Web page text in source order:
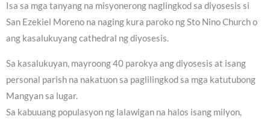
Isa sa mga tanyang na misyonerong naglingkod sa diyosesis si
San Ezekiel Moreno na naging kura paroko ng Sto Nino Church o
ang kasalukuyang cathedral ng diyosesis.
Sa kasalukuyan, mayroong 40 parokya ang diyosesis at isang
personal parish na nakatuon sa paglilingkod sa mga katutubong
Mangyan sa lugar.
Sa kabuuang populasyon ng lalawigan na halos isang milyon,